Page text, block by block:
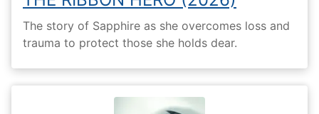
The story of Sapphire as she overcomes loss and
trauma to protect those she holds dear.